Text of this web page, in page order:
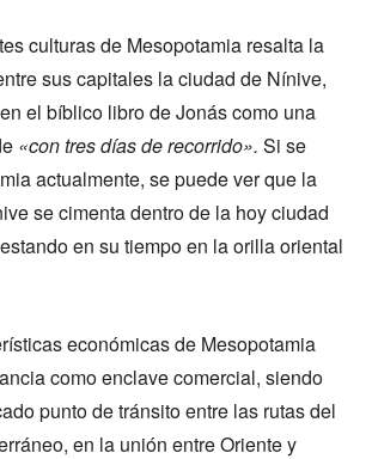
culturas de Mesopotamia resalta la
sus capitales la ciudad de Nínive,
el bíblico libro de Jonás como una
«con tres días de recorrido». Si se
actualmente, se puede ver que la
se cimenta dentro de la hoy ciudad
en su tiempo en la orilla oriental
económicas de Mesopotamia
como enclave comercial, siendo
punto de tránsito entre las rutas del
en la unión entre Oriente y